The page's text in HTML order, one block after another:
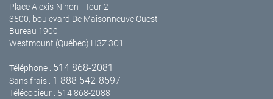
Place Alexis-Nihon - Tour 2
3500, boulevard De Maisonneuve Ouest
Bureau 1900
Westmount (Québec) H3Z 3C1
Téléphone : 514 868-2081
Sans frais : 1 888 542-8597
Télécopieur : 514 868-2088